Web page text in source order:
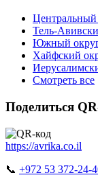
Тель-
Южный
Хайфский
Смотреть все
Поделиться
https://avrika.co.il
📞 +972 53 372-24-